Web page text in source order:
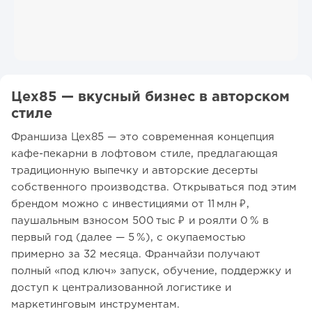
Цех85 — вкусный бизнес в авторском
стиле
Франшиза Цех85 — это современная концепция
кафе-пекарни в лофтовом стиле, предлагающая
традиционную выпечку и авторские десерты
собственного производства. Открываться под этим
брендом можно с инвестициями от 11 млн ₽,
паушальным взносом 500 тыс ₽ и роялти 0 % в
первый год (далее — 5 %), с окупаемостью
примерно за 32 месяца. Франчайзи получают
полный «под ключ» запуск, обучение, поддержку и
доступ к централизованной логистике и
маркетинговым инструментам.